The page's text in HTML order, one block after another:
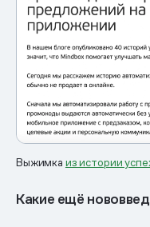
Выжимка из истории
Какие ещё